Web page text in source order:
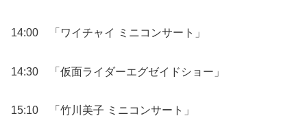
14:00 「ワイチャイ ミニコンサート」
14:30 「仮面ライダーエグゼイドショー」
15:10 「竹川美子 ミニコンサート」